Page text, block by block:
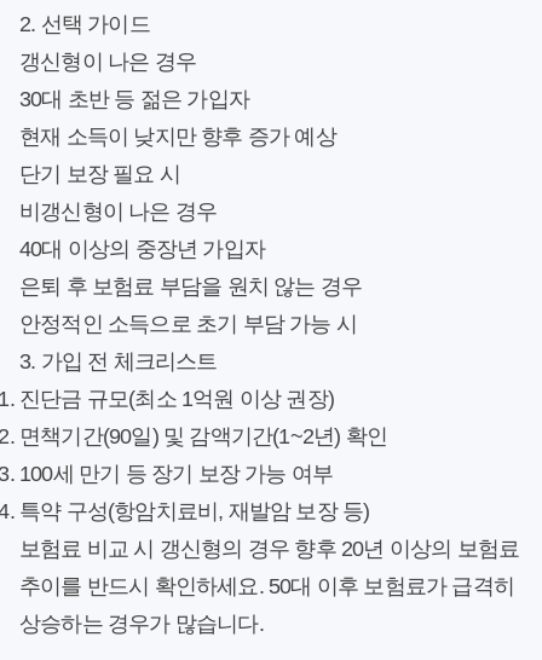
2. 선택 가이드
갱신형이 나은 경우
30대 초반 등 젊은 가입자
현재 소득이 낮지만 향후 증가 예상
단기 보장 필요 시
비갱신형이 나은 경우
40대 이상의 중장년 가입자
은퇴 후 보험료 부담을 원치 않는 경우
안정적인 소득으로 초기 부담 가능 시
3. 가입 전 체크리스트
진단금 규모(최소 1억원 이상 권장)
면책기간(90일) 및 감액기간(1~2년) 확인
100세 만기 등 장기 보장 가능 여부
특약 구성(항암치료비, 재발암 보장 등)
보험료 비교 시 갱신형의 경우 향후 20년 이상의 보험료
추이를 반드시 확인하세요. 50대 이후 보험료가 급격히
상승하는 경우가 많습니다.